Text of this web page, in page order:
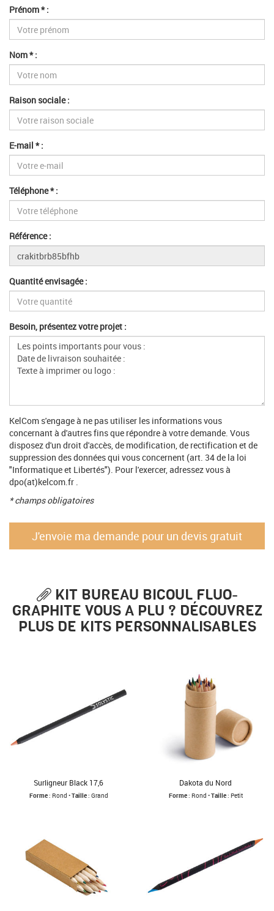
Prénom * :
Nom * :
Raison sociale :
E-mail * :
Téléphone * :
Référence :
Quantité envisagée :
Besoin, présentez votre projet :
KelCom s'engage à ne pas utiliser les informations vous
concernant à d'autres fins que répondre à votre demande. Vous
disposez d'un droit d'accès, de modification, de rectification et de
suppression des données qui vous concernent (art. 34 de la loi
"Informatique et Libertés"). Pour l'exercer, adressez vous à
dpo(at)kelcom.fr .
* champs obligatoires
KIT BUREAU BICOUL FLUO-
GRAPHITE VOUS A PLU ? DÉCOUVREZ
PLUS DE KITS PERSONNALISABLES
Surligneur Black 17,6
Forme: Rond •Taille: Grand
Dakota du Nord
Forme: Rond •Taille: Petit